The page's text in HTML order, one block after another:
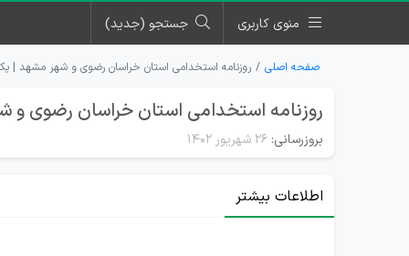
منوی کاربری جستجو (جدید)
صفحه اصلی روزنامه استخدامی استان خراسان رضوی و شهر مشهد | یکشنبه ۲۶
روزنامه استخدامی استان خراسان رضوی و شهر مشهد
بروزرسانی: ۲۶ شهریور ۱۴۰۲
اطلاعات بیشتر